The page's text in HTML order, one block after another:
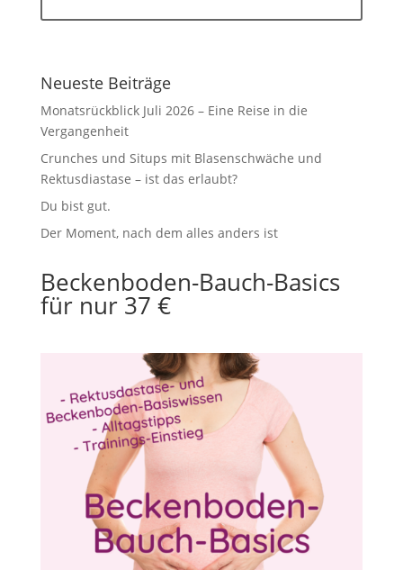
Neueste Beiträge
Monatsrückblick Juli 2026 – Eine Reise in die
Vergangenheit
Crunches und Situps mit Blasenschwäche und
Rektusdiastase – ist das erlaubt?
Du bist gut.
Der Moment, nach dem alles anders ist
Beckenboden-Bauch-Basics
für nur 37 €